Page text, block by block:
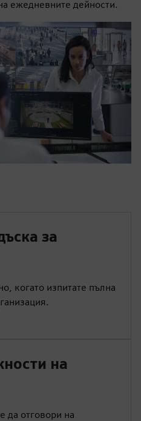
ежедневните дейности.
за
когато изпитате пълна
на
да отговори на